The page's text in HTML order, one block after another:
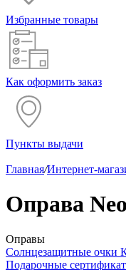
Избранные товары
Как оформить заказ
Пункты выдачи
Главная/Интернет-
Оправа
Оправы
Солнцезащитные очки
Подарочные